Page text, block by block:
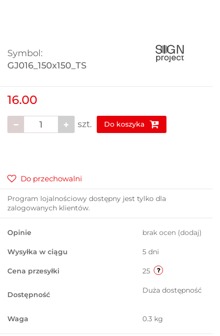
Symbol:
GJ016_150x150_TS
16.00
szt. Do koszyka
Do przechowalni
Program lojalnościowy dostępny jest tylko dla
zalogowanych klientów.
Opinie brak ocen (dodaj)
Wysyłka w ciągu 5 dni
Cena przesyłki 25
Dostępność Duża dostępność
Waga 0.3 kg